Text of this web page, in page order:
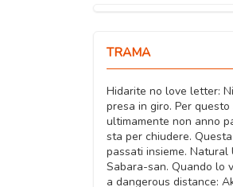
TRAMA
Hidarite no love letter:
presa in giro. Per
ultimamente non anno
sta per chiudere.
passati insieme.
Sabara-san. Quando lo
a dangerous distance: